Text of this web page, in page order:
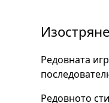
Редовната
Редовното